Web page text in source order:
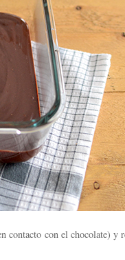
contacto con el chocolate) y